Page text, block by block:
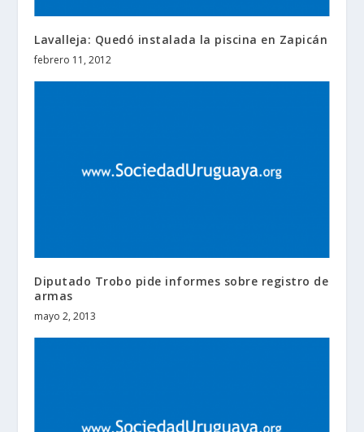
Lavalleja: Quedó instalada la piscina en Zapicán
febrero 11, 2012
Diputado Trobo pide informes sobre registro de
armas
mayo 2, 2013